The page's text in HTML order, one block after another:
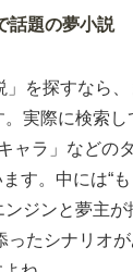
話題の夢小説
」を探すなら
実際に検索
ャラ」などの
す。中には“
ンジンと夢主が
ったシナリオ